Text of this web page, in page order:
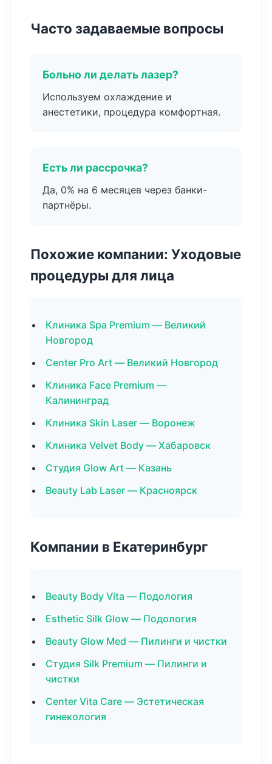
Часто задаваемые вопросы
Больно ли делать лазер?
Используем охлаждение и
анестетики, процедура комфортная.
Есть ли рассрочка?
Да, 0% на 6 месяцев через банки-
партнёры.
Похожие компании: Уходовые
процедуры для лица
Клиника Spa Premium — Великий
Новгород
Center Pro Art — Великий Новгород
Клиника Face Premium —
Калининград
Клиника Skin Laser — Воронеж
Клиника Velvet Body — Хабаровск
Студия Glow Art — Казань
Beauty Lab Laser — Красноярск
Компании в Екатеринбург
Beauty Body Vita — Подология
Esthetic Silk Glow — Подология
Beauty Glow Med — Пилинги и чистки
Студия Silk Premium — Пилинги и
чистки
Center Vita Care — Эстетическая
гинекология